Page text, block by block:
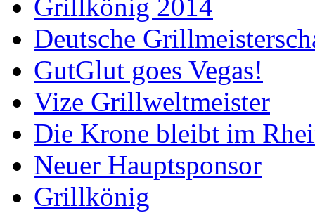
Grillkönig 2014
Deutsche
GutGlut goes Vegas!
Vize Grillweltmeister
Die Krone bleibt im
Neuer Hauptsponsor
Grillkönig